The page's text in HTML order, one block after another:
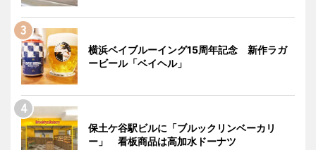
横浜ベイブルーイング15周年記念 新作ラガ
ービール「ベイヘル」
保土ケ谷駅ビルに「ブルックリンベーカリ
ー」 看板商品は高加水ドーナツ